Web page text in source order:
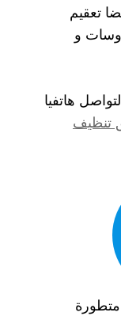
تعقيم
و
هاتفيا
تنظيف